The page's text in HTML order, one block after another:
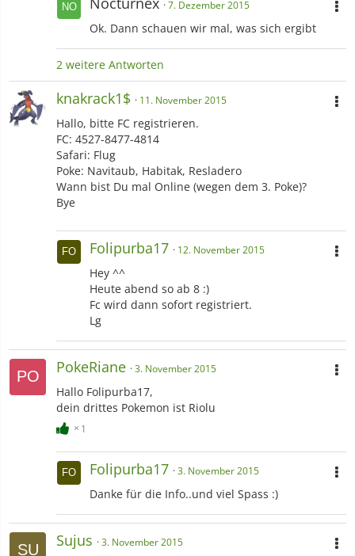
7. Dezember 2015
Ok. Dann schauen wir mal, was sich ergibt
2 weitere Antworten
knakrack1$ 11. November 2015
Hallo, bitte FC registrieren.
FC: 4527-8477-4814
Safari: Flug
Poke: Navitaub, Habitak, Resladero
Wann bist Du mal Online (wegen dem 3. Poke)?
Bye
Folipurba17 12. November 2015
Hey ^^
Heute abend so ab 8 :)
Fc wird dann sofort registriert.
Lg
PokeRiane 3. November 2015
Hallo Folipurba17,
dein drittes Pokemon ist Riolu
1
Folipurba17 3. November 2015
Danke für die Info..und viel Spass :)
Sujus 3. November 2015